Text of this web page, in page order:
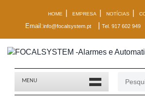
HOME EMPRESA NOTÍCIAS
Email:info@focalsystem.pt Tel. 917 602 949
MENU